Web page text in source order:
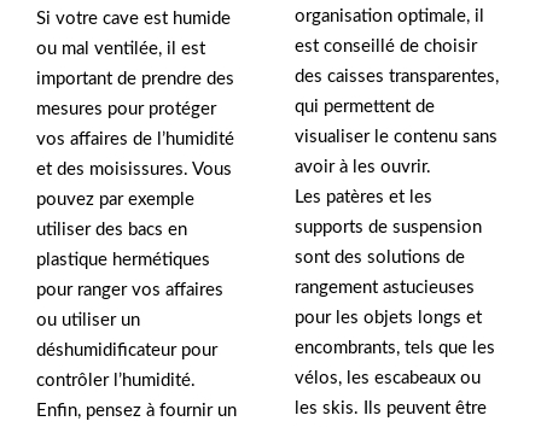
Si votre cave est humide
ou mal ventilée, il est
important de prendre des
mesures pour protéger
vos affaires de l’humidité
et des moisissures. Vous
pouvez par exemple
utiliser des bacs en
plastique hermétiques
pour ranger vos affaires
ou utiliser un
déshumidificateur pour
contrôler l’humidité.
Enfin, pensez à fournir un
organisation optimale, il
est conseillé de choisir
des caisses transparentes,
qui permettent de
visualiser le contenu sans
avoir à les ouvrir.
Les patères et les
supports de suspension
sont des solutions de
rangement astucieuses
pour les objets longs et
encombrants, tels que les
vélos, les escabeaux ou
les skis. Ils peuvent être